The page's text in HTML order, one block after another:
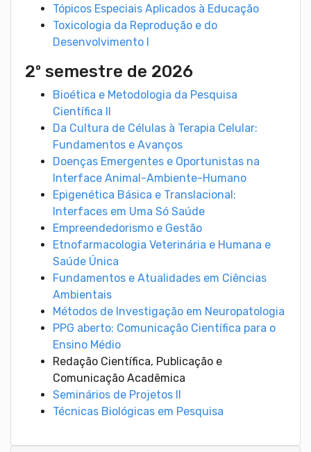
Tópicos Especiais Aplicados à Educação
Toxicologia da Reprodução e do
Desenvolvimento I
2º semestre de 2026
Bioética e Metodologia da Pesquisa
Científica II
Da Cultura de Células à Terapia Celular:
Fundamentos e Avanços
Doenças Emergentes e Oportunistas na
Interface Animal-Ambiente-Humano
Epigenética Básica e Translacional:
Interfaces em Uma Só Saúde
Empreendedorismo e Gestão
Etnofarmacologia Veterinária e Humana e
Saúde Única
Fundamentos e Atualidades em Ciências
Ambientais
Métodos de Investigação em Neuropatologia
PPG aberto: Comunicação Científica para o
Ensino Médio
Redação Científica, Publicação e
Comunicação Acadêmica
Seminários de Projetos II
Técnicas Biológicas em Pesquisa